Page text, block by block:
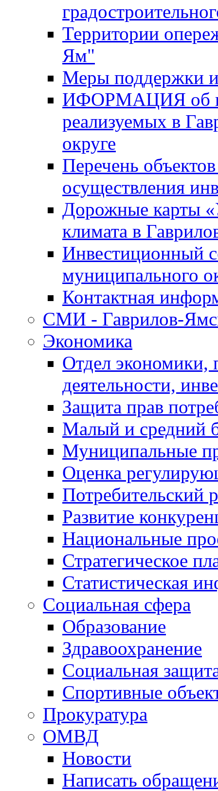
Территории
Ям"
Меры поддержки
ИФОРМАЦИЯ об
реализуемых в
округе
Перечень
осуществления
Дорожные карты
климата в
Инвестиционный
муниципального
Контактная
СМИ - Гаврилов-
Экономика
Отдел экономики,
деятельности,
Защита прав
Малый и средний
Муниципальные
Оценка
Потребительский
Развитие
Национальные
Стратегическое
Статистическая
Социальная сфера
Образование
Здравоохранение
Социальная
Спортивные
Прокуратура
ОМВД
Новости
Написать